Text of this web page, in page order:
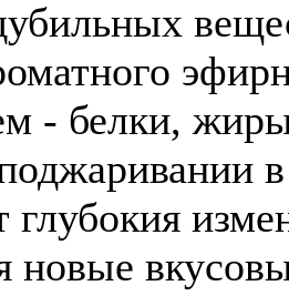
- белки,
глубокия
новые